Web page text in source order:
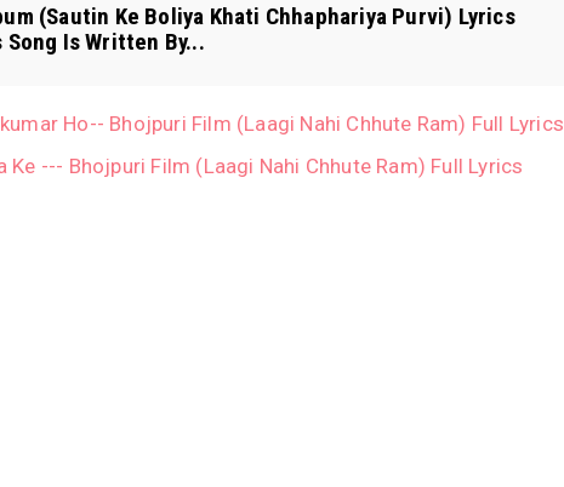
(Sautin Ke Boliya Khati Chhaphariya Purvi) Lyrics
Song Is Written By...
Ho-- Bhojpuri Film (Laagi Nahi Chhute Ram) Full Lyrics
Ke --- Bhojpuri Film (Laagi Nahi Chhute Ram) Full Lyrics